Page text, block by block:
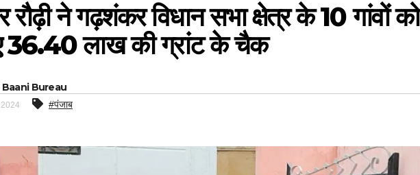
रौढ़ी ने गढ़शंकर विधान सभा क्षेत्र के 10 गांवों को
36.40 लाख की ग्रांट के चैक
Bureau
2024 #पंजाब